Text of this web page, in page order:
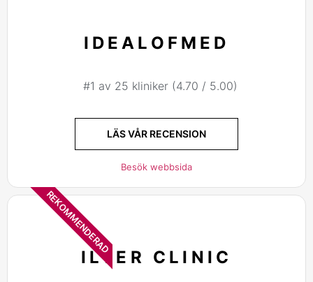
IDEALOFMED
#1 av 25 kliniker (4.70 / 5.00)
LÄS VÅR RECENSION
Besök webbsida
REKOMMENDERAD
ILTER CLINIC